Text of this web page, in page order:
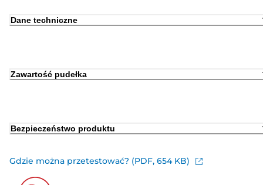
Dane techniczne
Zawartość pudełka
Bezpieczeństwo produktu
Gdzie można przetestować? (PDF, 654 KB)